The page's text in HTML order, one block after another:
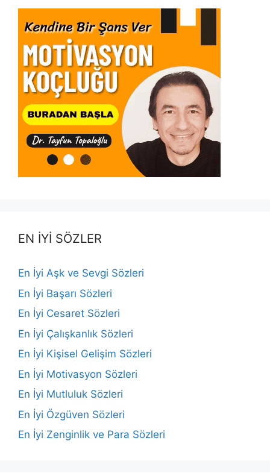
EN İYİ SÖZLER
En İyi Aşk ve Sevgi Sözleri
En İyi Başarı Sözleri
En İyi Cesaret Sözleri
En İyi Çalışkanlık Sözleri
En İyi Kişisel Gelişim Sözleri
En İyi Motivasyon Sözleri
En İyi Mutluluk Sözleri
En İyi Özgüven Sözleri
En İyi Zenginlik ve Para Sözleri